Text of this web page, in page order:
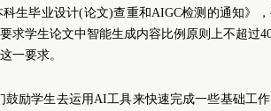
生毕业设计(论文)查重和AIGC检测的通知》
求学生论文中智能生成内容比例原则上不超过
一要求。
励学生去运用AI工具来快速完成一些基础工